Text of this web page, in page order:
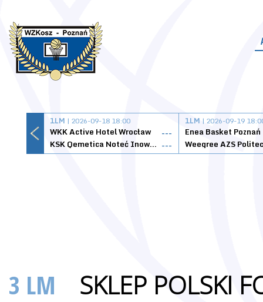
1LM | 2026-09-18 18:00
WKK Active Hotel Wrocław
---
KSK Qemetica Noteć Inowrocław ---
1LM | 2026-09-19
Enea Basket Poznań
3 LM SKLEP POLSKI